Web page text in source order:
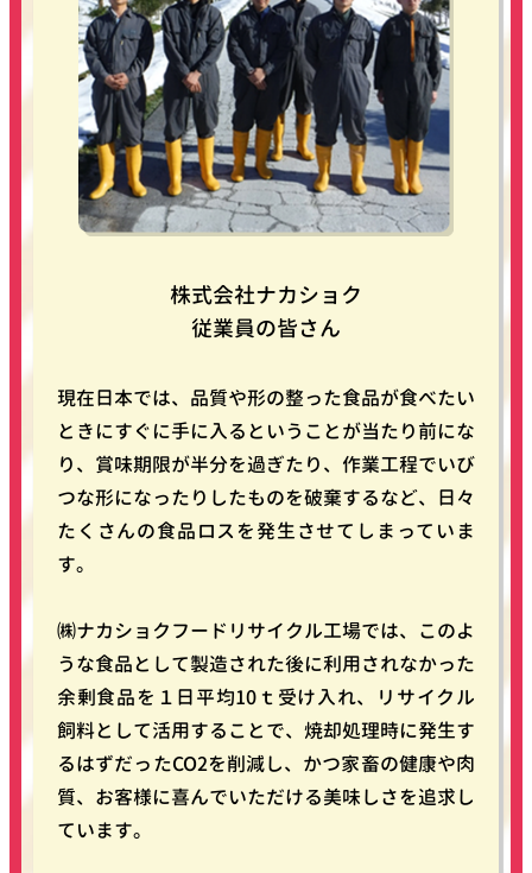
株式会社ナカショク
従業員の皆さん
現在日本では、品質や形の整った食品が食べたい
ときにすぐに手に入るということが当たり前にな
り、賞味期限が半分を過ぎたり、作業工程でいび
つな形になったりしたものを破棄するなど、日々
たくさんの食品ロスを発生させてしまっていま
す。
㈱ナカショクフードリサイクル工場では、このよ
うな食品として製造された後に利用されなかった
余剰食品を１日平均10ｔ受け入れ、リサイクル
飼料として活用することで、焼却処理時に発生す
るはずだったCO2を削減し、かつ家畜の健康や肉
質、お客様に喜んでいただける美味しさを追求し
ています。